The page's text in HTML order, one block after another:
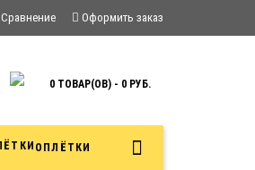
Сравнение Оформить заказ
0 ТОВАР(ОВ) - 0 РУБ.
ОПЛЁТКИ